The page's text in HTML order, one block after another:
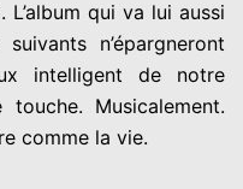
. L’album qui va lui aussi
n’épargneront
intelligent de notre
Musicalement.
comme la vie.